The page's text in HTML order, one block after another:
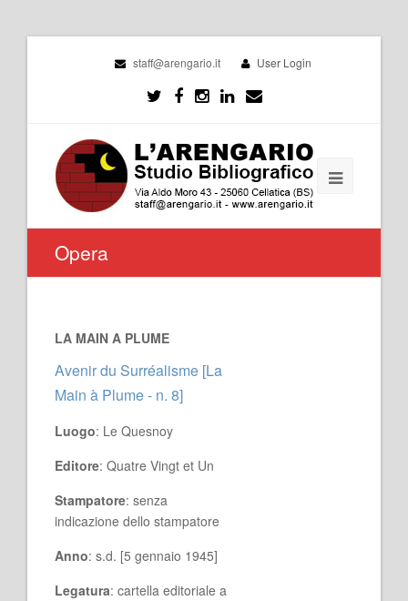
staff@arengario.it User Login
Opera
LA MAIN A PLUME
Avenir du Surréalisme [La
Main à Plume - n. 8]
Luogo: Le Quesnoy
Editore: Quatre Vingt et Un
Stampatore: senza
indicazione dello stampatore
Anno: s.d. [5 gennaio 1945]
Legatura: cartella editoriale a